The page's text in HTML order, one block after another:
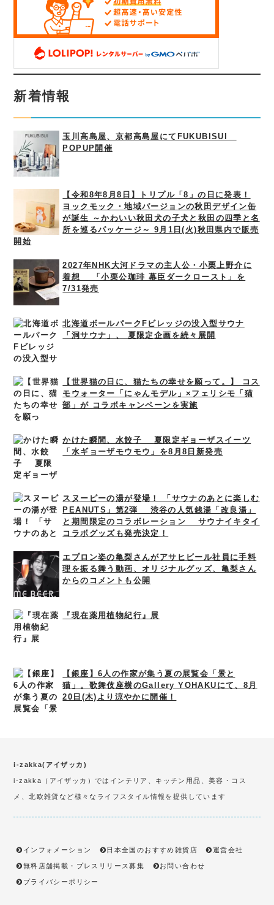
新着情報
玉川高島屋、京都高島屋にてFUKUBISUI
POPUP開催
【令和8年8月8日】トリプル「8」の日に発表！
ヨックモック・地域バージョンの秋田デザイン缶
が誕生 ～かわいい秋田犬の子犬と秋田の四季と名
所を巡るパッケージ～ 9月1日(火)秋田県内で販売
開始
2027年NHK大河ドラマの主人公・小栗上野介に
着想 「小栗公珈琲 幕臣ダークロースト」を
7/31発売
北海道ボールパークFビレッジの没入型サウナ
「洞サウナ」、 夏限定企画を続々展開
【世界猫の日に、猫たちの幸せを願って。】 コス
モウォーター「にゃんモデル」×フェリシモ「猫
部」が コラボキャンペーンを実施
かけた瞬間、水餃子 夏限定ギョーザスイーツ
「水ギョーザモウモウ」を8月8日新発売
スヌーピーの湯が登場！ 「サウナのあとに楽しむ
PEANUTS」第2弾 渋谷の人気銭湯「改良湯」
と期間限定のコラボレーション サウナイキタイ
コラボグッズも発売決定！
エプロン姿の亀梨さんがアサヒビール社員に手料
理を振る舞う動画、オリジナルグッズ、亀梨さん
からのコメントも公開
『現在薬用植物紀行』展
【銀座】6人の作家が集う夏の展覧会「景と
猫」。歌舞伎座横のGallery YOHAKUにて、8月
20日(木)より涼やかに開催！
i-zakka(アイザッカ)
i-zakka（アイザッカ）ではインテリア、キッチン用品、美容・コス
メ、北欧雑貨など様々なライフスタイル情報を提供しています
インフォメーション 日本全国のおすすめ雑貨店 運営会社
無料店舗掲載・プレスリリース募集 お問い合わせ
プライバシーポリシー